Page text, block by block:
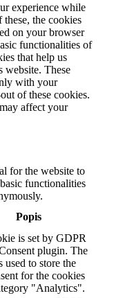
experience while
the cookies
on your browser
functionalities of
that help us
website. These
with your
of these cookies.
affect your
for the website to
functionalities
Popis
is set by GDPR
plugin. The
used to store the
for the cookies
"Analytics".